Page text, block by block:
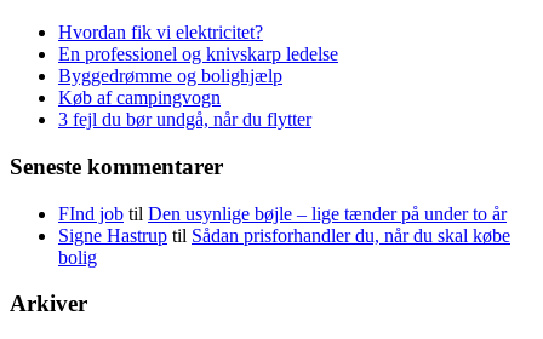
Hvordan fik vi elektricitet?
En professionel og knivskarp ledelse
Byggedrømme og bolighjælp
Køb af campingvogn
3 fejl du bør undgå, når du flytter
Seneste kommentarer
FInd job til Den usynlige bøjle – lige tænder på under to år
Signe Hastrup til Sådan prisforhandler du, når du skal købe
bolig
Arkiver